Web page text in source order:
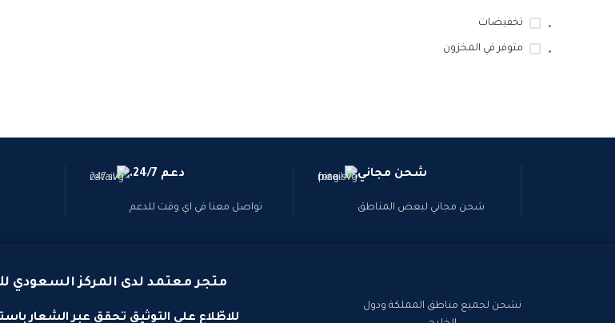
تخفيضات
متوفر في المخزون
شحن مجاني
شحن مجاني لبعض المناطق
دعم 24/7.
تواصل معنا في اي وقت للدعم
نشحن لجميع مناطق المملكة ودول
متجر معتمد لدى المركز السعودي
للاطّلاع على التوثيق تحقق عبر الشعار